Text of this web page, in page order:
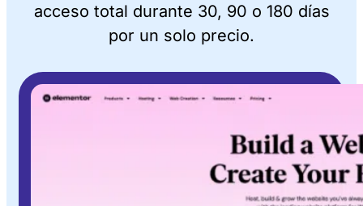
acceso total durante 30, 90 o 180 días
por un solo precio.